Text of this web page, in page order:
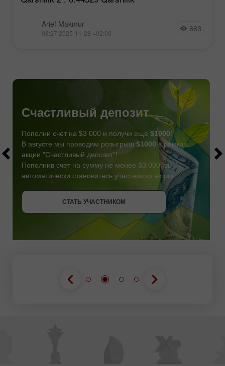
Arief Makmur
08:27 2025-11-28 +02:00 663
СТАТЬ УЧАСТНИКОМ
Счастливый депозит
Пополни счет на $3 000 и получи еще $1000!
В августе мы проводим розыгрыш $1000 в рамках
акции "Счастливый депозит"!
Пополнив счет на сумму не менее $3 000, вы
автоматически становитесь участником акции.
СТАТЬ УЧАСТНИКОМ
ПОЛУЧИТЬ БОНУС